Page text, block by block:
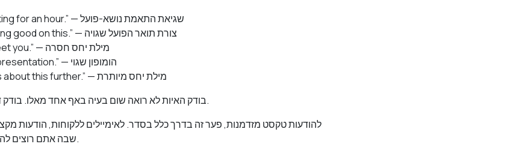
“She have been waiting for an hour.” — שגיאת התאמת נושא-פועל
“The team are working good on this.” — צורת תואר הפועל שגויה
“I look forward to meet you.” — מילת יחס חסרה
“Their going to the presentation.” — הומופון שגוי
“We need to discuss about this further.” — מילת יחס מיותרת
בודק האיות לא רואה שום בעיה באף אחד מאלו. בודק דקדוק אמיתי תופס את כולם.
להודעות טקסט מזדמנות, פער זה בדרך כלל בסדר. לאימיילים ללקוחות, הודעות
שבה אתם רוצים להיות מוכרים ברצינות, הוא לא.